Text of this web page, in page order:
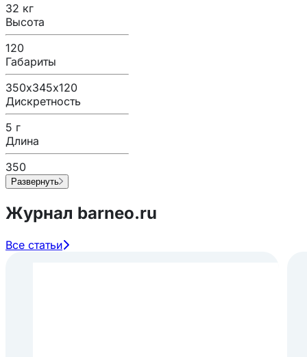
32 кг
Высота
120
Габариты
350х345х120
Дискретность
5 г
Длина
350
Развернуть
Журнал barneo.ru
Все статьи